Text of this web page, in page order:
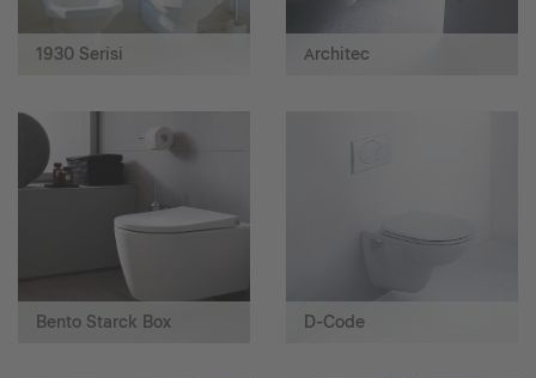
1930 Serisi Architec
Bento Starck Box D-Code